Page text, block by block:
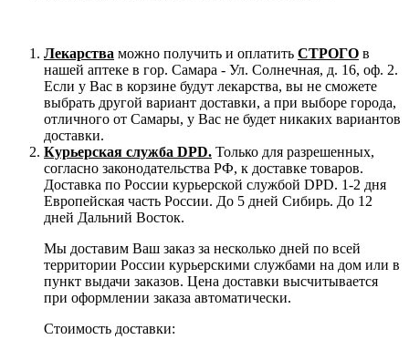
Лекарства можно получить и оплатить СТРОГО в
нашей аптеке в гор. Самара - Ул. Солнечная, д. 16, оф. 2.
Если у Вас в корзине будут лекарства, вы не сможете
выбрать другой вариант доставки, а при выборе города,
отличного от Самары, у Вас не будет никаких вариантов
доставки.
Курьерская служба DPD. Только для разрешенных,
согласно законодательства РФ, к доставке товаров.
Доставка по России курьерской службой DPD. 1-2 дня
Европейская часть России. До 5 дней Сибирь. До 12
дней Дальний Восток.
Мы доставим Ваш заказ за несколько дней по всей
территории России курьерскими службами на дом или в
пункт выдачи заказов. Цена доставки высчитывается
при оформлении заказа автоматически.
Стоимость доставки: